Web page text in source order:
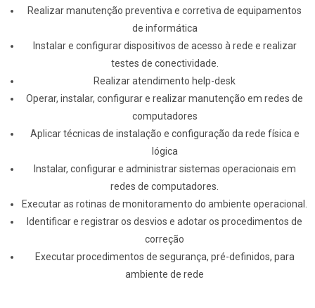
Realizar manutenção preventiva e corretiva de equipamentos
de informática
Instalar e configurar dispositivos de acesso à rede e realizar
testes de conectividade.
Realizar atendimento help-desk
Operar, instalar, configurar e realizar manutenção em redes de
computadores
Aplicar técnicas de instalação e configuração da rede física e
lógica
Instalar, configurar e administrar sistemas operacionais em
redes de computadores.
Executar as rotinas de monitoramento do ambiente operacional.
Identificar e registrar os desvios e adotar os procedimentos de
correção
Executar procedimentos de segurança, pré-definidos, para
ambiente de rede